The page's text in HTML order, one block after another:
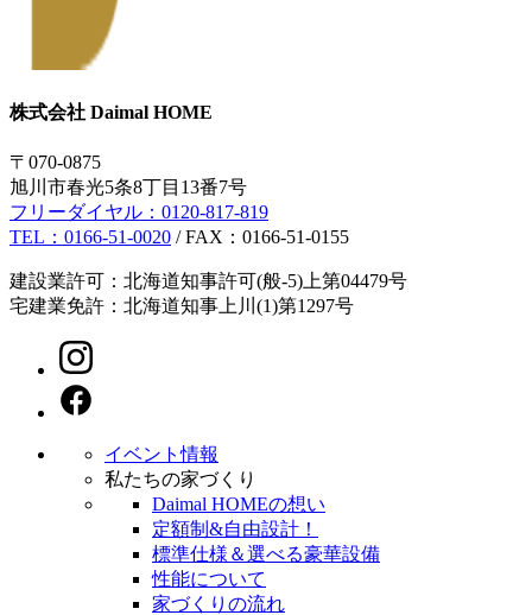
株式会社 Daimal HOME
〒070-0875
旭川市春光5条8丁目13番7号
フリーダイヤル： 0120-817-819
TEL： 0166-51-0020 / FAX：0166-51-0155
建設業許可：北海道知事許可(般-5)上第04479号
宅建業免許：北海道知事上川(1)第1297号
イベント情報
私たちの家づくり
Daimal HOMEの想い
定額制&自由設計！
標準仕様＆選べる豪華設備
性能について
家づくりの流れ